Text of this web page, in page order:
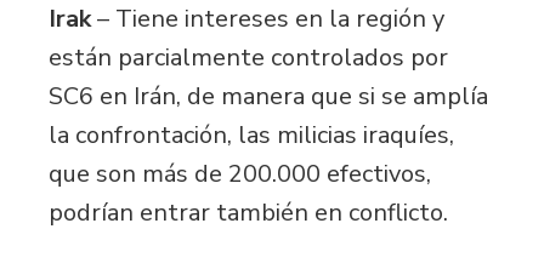
Irak– Tiene intereses en la región y
están parcialmente controlados por
SC6 en Irán, de manera que si se amplía
la confrontación, las milicias iraquíes,
que son más de 200.000 efectivos,
podrían entrar también en conflicto.